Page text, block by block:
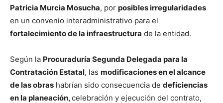
Patricia Murcia Mosucha, por posibles irregularidades
en un convenio interadministrativo para el
fortalecimiento de la infraestructura de la entidad.
Según la Procuraduría Segunda Delegada para la
Contratación Estatal, las modificaciones en el alcance
de las obras habrían sido consecuencia de deficiencias
en la planeación,celebración y ejecución del contrato,